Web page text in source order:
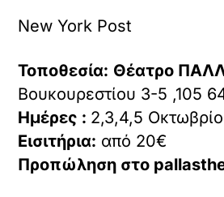
New York Post
Τοποθεσία: Θέατρο
Βουκουρεστίου 3-5 ,105
Ημέρες : 2,3,4,5
Εισιτήρια: από 20€
Προπώληση στο